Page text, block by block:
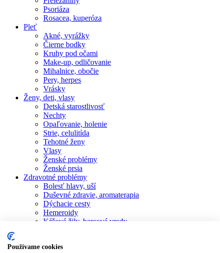
Psoriáza
Rosacea, kuperóza
Pleť
Akné, vyrážky
Čierne bodky
Kruhy pod očami
Make-up, odličovanie
Mihalnice, obočie
Pery, herpes
Vrásky
Ženy, deti, vlasy
Detská starostlivosť
Nechty
Opaľovanie, holenie
Strie, celulitída
Tehotné ženy
Vlasy
Ženské problémy
Ženské prsia
Zdravotné problémy
Bolesť hlavy, uší
Duševné zdravie, aromaterapia
Dýchacie cesty
Hemeroidy
Kŕčové žily, bercové vredy
Reuma, bolesti kĺbov
Používame cookies